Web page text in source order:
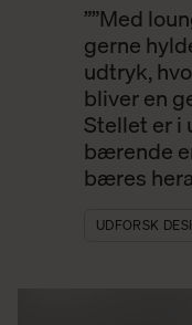
””Med
gerne
udtryk,
bliver en
Stellet er
bærende
bæres
UDFORSK